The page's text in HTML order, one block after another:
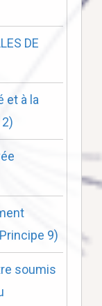
DE
et à la
9)
soumis